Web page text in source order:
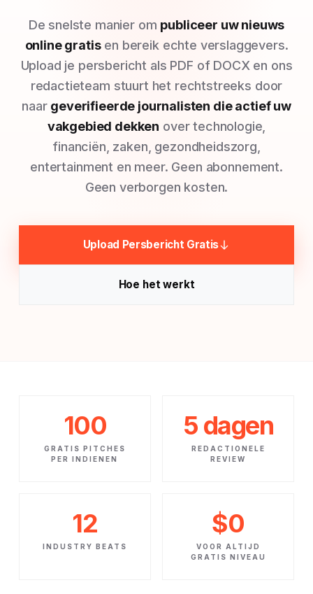
De snelste manier om publiceer uw nieuws
online gratisen bereik echte verslaggevers.
Upload je persbericht als PDF of DOCX en ons
redactieteam stuurt het rechtstreeks door
naar geverifieerde journalisten die actief uw
vakgebied dekken over technologie,
financiën, zaken, gezondheidszorg,
entertainment en meer. Geen abonnement.
Geen verborgen kosten.
Upload Persbericht Gratis
Hoe het werkt
100
GRATIS PITCHES
PER INDIENEN
5 dagen
REDACTIONELE
REVIEW
12
INDUSTRY BEATS
$0
VOOR ALTIJD
GRATIS NIVEAU